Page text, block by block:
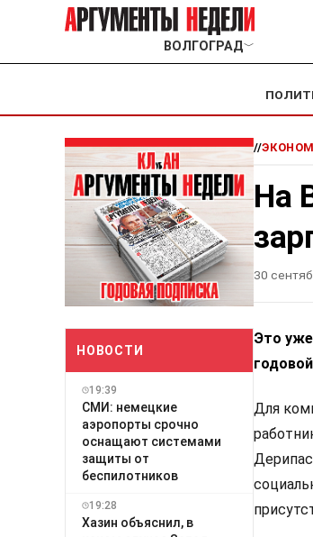
ВОЛГОГРАД﹀
НОВОСТИ
19:39
СМИ: немецкие
аэропорты срочно
оснащают системами
защиты от
беспилотников
19:28
Хазин объяснил, в
//
На
30
Это
Для